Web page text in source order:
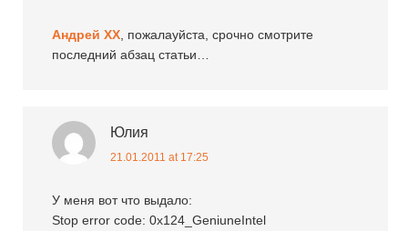
Андрей XX , пожалауйста, срочно смотрите
последний абзац статьи…
Юлия
21.01.2011 at 17:25
У меня вот что выдало:
Stop error code: 0x124_GeniuneIntel